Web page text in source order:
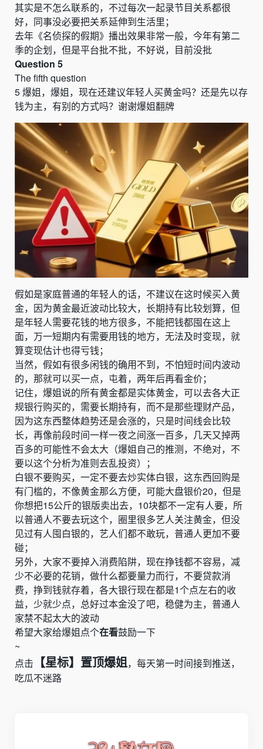
其实是不怎么联系的，不过每次一起录节目关系都很
好，同事没必要把关系延伸到生活里；
去年《名侦探的假期》播出效果非常一般，今年有第二
季的企划，但是平台批不批，不好说，目前没批
Question 5
The fifth question
5爆姐，爆姐，现在还建议年轻人买黄金吗？还是先以存
钱为主，有别的方式吗？谢谢爆姐翻牌
假如是家庭普通的年轻人的话，不建议在这时候买入黄
金，因为黄金最近波动比较大，长期持有比较划算，但
是年轻人需要花钱的地方很多，不能把钱都囤在这上
面，万一短期内有需要用钱的地方，无法及时变现，就
算变现估计也得亏钱；
当然，假如有很多闲钱的确用不到，不怕短时间内波动
的，那就可以买一点，屯着，两年后再看金价；
记住，爆姐说的所有黄金都是实体黄金，可以去各大正
规银行购买的，需要长期持有，而不是那些理财产品，
因为这东西整体趋势还是会涨的，只是时间线会比较
长，再像前段时间一样一夜之间涨一百多，几天又掉两
百多的可能性不会太大（爆姐自己的推测，不绝对，不
要以这个分析为准则去乱投资）；
白银不要购买，一定不要去炒实体白银，这东西回购是
有门槛的，不像黄金那么方便，可能大盘银价20，但是
你想把15公斤的银版卖出去， 10块都不一定有人要，所
以普通人不要去玩这个，圈里很多艺人关注黄金，但没
见过有人囤白银的，艺人们都不敢玩，普通人更加不要
碰；
另外，大家不要掉入消费陷阱，现在挣钱都不容易，减
少不必要的花销，做什么都要量力而行，不要贷款消
费，挣到钱就存着，各大银行现在都是1个点左右的收
益，少就少点，总好过本金没了吧，稳健为主，普通人
家禁不起太大的波动
希望大家给爆姐点个在看鼓励一下
~
点击
【星标】置顶爆姐，每天第一时间接到推送，
吃瓜不迷路